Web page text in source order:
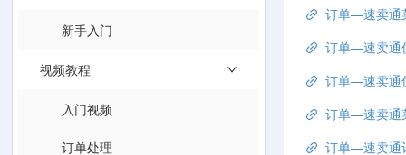
新手入门
视频教程
入门视频
订单处理
订单—速卖通
订单—速卖通
订单—速卖通
订单—速卖通
订单—速卖通